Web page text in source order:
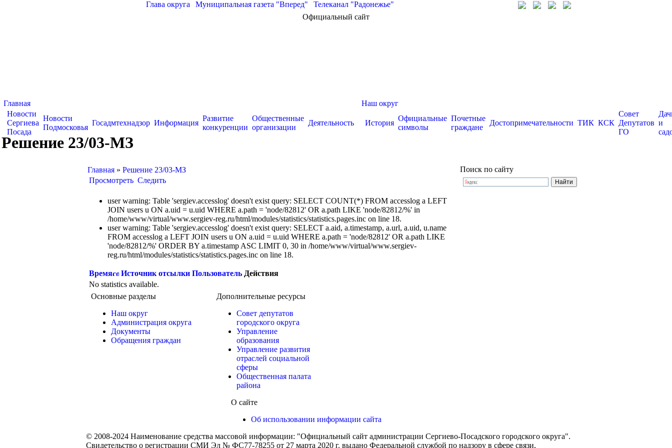
Глава округа Муниципальная газета "Вперед"
Телеканал "Радонежье"
Официальный сайт
Главная
Новости
Сергиева
Посада
Новости
Подмосковья
Госадмтехнадзор Информация
Развитие
конкуренции
Общественные
организации
Деятельность
Наш округ
История
Официальные
символы
Почетные
граждане
Достопримечательности ТИК КСК
Совет
Депутатов
ГО
и
Решение 23/03-МЗ
Главная » Решение 23/03-МЗ
Просмотреть Следить
user warning: Table 'sergiev.accesslog' doesn't exist query: SELECT COUNT(*) FROM accesslog a LEFT
JOIN users u ON a.uid = u.uid WHERE a.path = 'node/82812' OR a.path LIKE 'node/82812/%' in
/home/www/virtual/www.sergiev-reg.ru/html/modules/statistics/statistics.pages.inc on line 18.
user warning: Table 'sergiev.accesslog' doesn't exist query: SELECT a.aid, a.timestamp, a.url, a.uid, u.name
FROM accesslog a LEFT JOIN users u ON a.uid = u.uid WHERE a.path = 'node/82812' OR a.path LIKE
'node/82812/%' ORDER BY a.timestamp ASC LIMIT 0, 30 in /home/www/virtual/www.sergiev-
reg.ru/html/modules/statistics/statistics.pages.inc on line 18.
Время Источник отсылки Пользователь Действия
No statistics available.
Поиск по сайту
Основные разделы
Наш округ
Администрация округа
Документы
Обращения граждан
Дополнительные ресурсы
Совет депутатов
городского округа
Управление
образования
Управление развития
отраслей социальной
сферы
Общественная палата
района
О сайте
Об использовании информации сайта
© 2008-2024 Наименование средства массовой информации: "Официальный сайт администрации Сергиево-Посадского городского округа".
Свидетельство о регистрации СМИ Эл № ФС77-78255 от 27 марта 2020 г. выдано Федеральной службой по надзору в сфере связи,